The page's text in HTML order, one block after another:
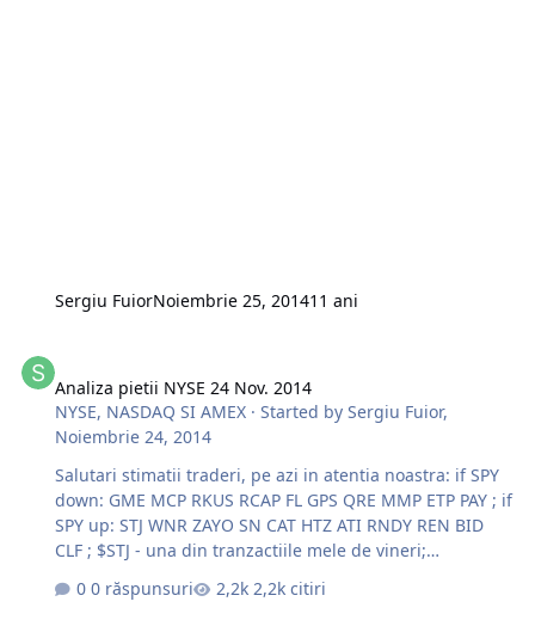
Sergiu FuiorNoiembrie 25, 201411 ani
Analiza pietii NYSE 24 Nov. 2014
NYSE, NASDAQ SI AMEX · Started bySergiu Fuior,
Noiembrie 24, 2014
Salutari stimatii traderi, pe azi in atentia noastra: if SPY
down: GME MCP RKUS RCAP FL GPS QRE MMP ETP PAY ; if
SPY up: STJ WNR ZAYO SN CAT HTZ ATI RNDY REN BID
CLF ; $STJ - una din tranzactiile mele de vineri;
0 răspunsuri 2,2k citiri